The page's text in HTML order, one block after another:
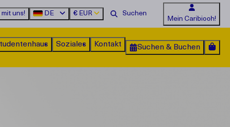
uns! DE € EUR
Mein Caribiooh!
Soziales Kontakt Suchen & Buchen